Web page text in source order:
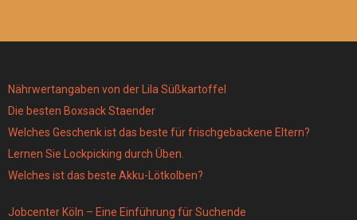
Nährwertangaben von der Lila Süßkartoffel
Die besten Boxsack Staender
Welches Geschenk ist das beste für frischgebackene Eltern?
Lernen Sie Lockpicking durch Üben.
Welches ist das beste Akku-Lötkolben?
Jobcenter Köln – Eine Einführung für Suchende